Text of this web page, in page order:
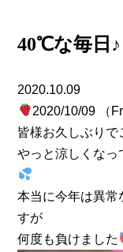
40℃な毎日♪
2020.10.09
2020/10/09 （
皆様お久しぶりで
やっと涼しくな
本当に今年は異常
すが
何度も負けました